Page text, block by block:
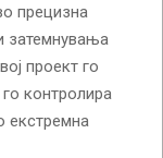
прецизна
затемнувања
проект го
контролира
екстремна